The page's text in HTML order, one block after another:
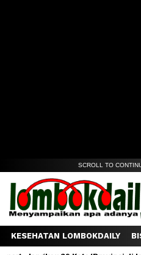
SCROLL TO
KESEHATAN LOMBOKDAILY